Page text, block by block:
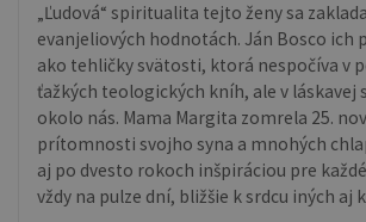
„Ľudová“ spiritualita tejto ženy sa
evanjeliových hodnotách. Ján Bosco ich
ako tehličky svätosti, ktorá nespočíva v
ťažkých teologických kníh, ale v láskavej
okolo nás. Mama Margita zomrela 25.
prítomnosti svojho syna a mnohých
aj po dvesto rokoch inšpiráciou pre
vždy na pulze dní, bližšie k srdcu iných aj